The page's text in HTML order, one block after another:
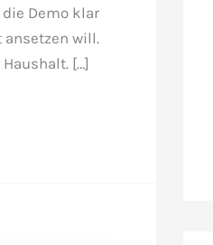
Demo klar
ansetzen will.
[…]